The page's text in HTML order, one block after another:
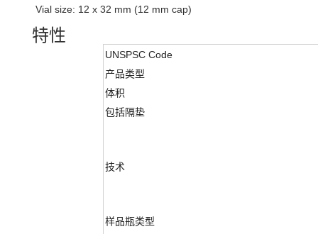
Vial size: 12 x 32 mm (12 mm cap)
特性
UNSPSC Code
产品类型
体积
包括隔垫
技术
样品瓶类型